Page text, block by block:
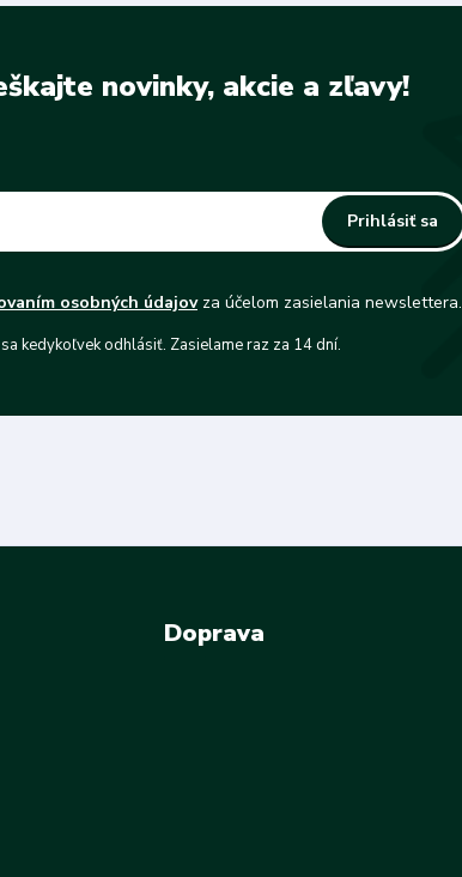
novinky, akcie a zľavy!
Prihlásiť sa
osobných údajovza účelom zasielania newslettera.
kedykoľvek odhlásiť. Zasielame raz za 14 dní.
Doprava